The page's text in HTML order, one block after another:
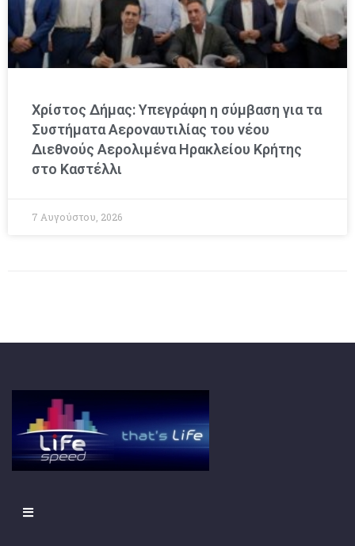
Χρίστος Δήμας: Υπεγράφη η σύμβαση για τα
Συστήματα Αεροναυτιλίας του νέου
Διεθνούς Αερολιμένα Ηρακλείου Κρήτης
στο Καστέλλι
7 Αυγούστου, 2026